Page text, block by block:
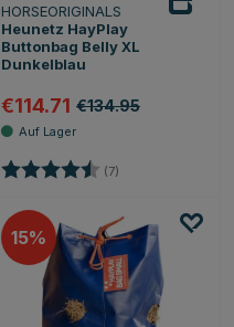
HORSEORIGINALS
Heunetz HayPlay
Buttonbag Belly XL
Dunkelblau
€114.71 €134.95
Bewertung: (7)
15